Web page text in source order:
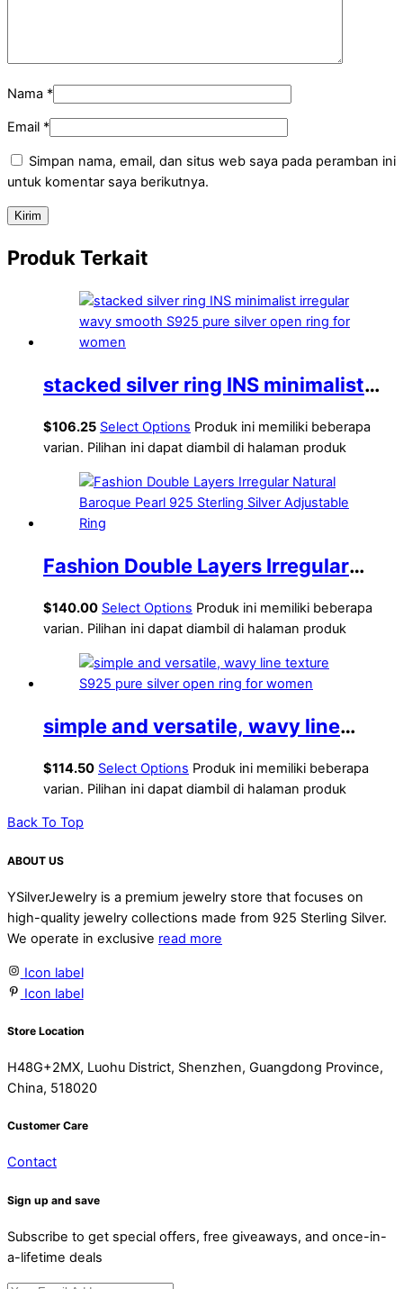
Nama *
Email *
Simpan nama, email, dan situs web saya pada peramban ini
untuk komentar saya berikutnya.
Produk Terkait
stacked silver ring INS minimalist
irregular wavy smooth S925 pure
silver open ring for women
$106.25 Select Options Produk ini memiliki beberapa
varian. Pilihan ini dapat diambil di halaman produk
Fashion Double Layers Irregular
Natural Baroque Pearl 925 Sterling
Silver Adjustable Ring
$140.00 Select Options Produk ini memiliki beberapa
varian. Pilihan ini dapat diambil di halaman produk
simple and versatile, wavy line
texture S925 pure silver open ring
for women
$114.50 Select Options Produk ini memiliki beberapa
varian. Pilihan ini dapat diambil di halaman produk
Back To Top
ABOUT US
YSilverJewelry is a premium jewelry store that focuses on
high-quality jewelry collections made from 925 Sterling Silver.
We operate in exclusive read more
Icon label
Icon label
Store Location
H48G+2MX, Luohu District, Shenzhen, Guangdong Province,
China, 518020
Customer Care
Contact
Sign up and save
Subscribe to get special offers, free giveaways, and once-in-
a-lifetime deals